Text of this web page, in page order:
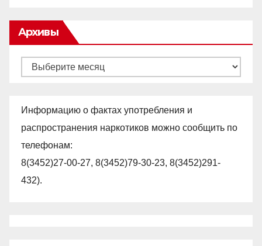
Архивы
Архивы
Информацию о фактах употребления и
распространения наркотиков можно сообщить по
телефонам:
8(3452)27-00-27, 8(3452)79-30-23, 8(3452)291-
432).